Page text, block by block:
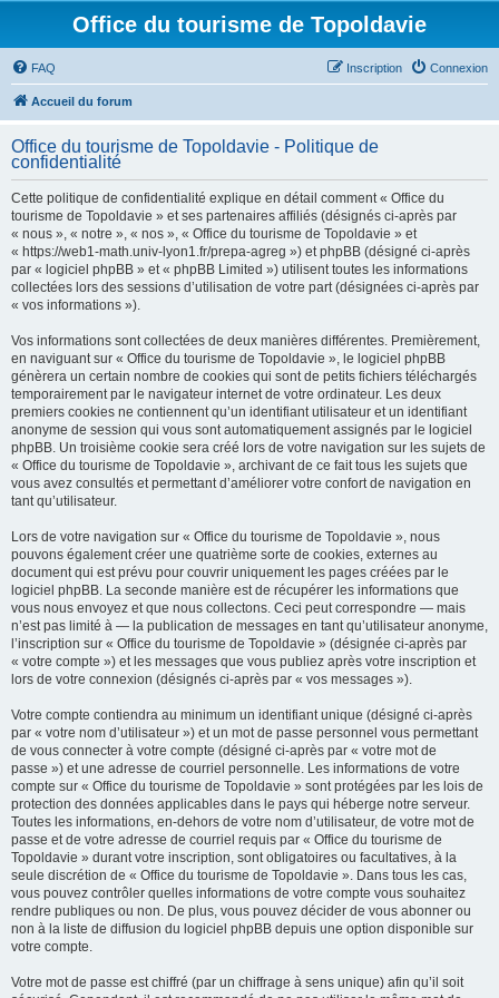
Office du tourisme de Topoldavie
FAQ Connexion
Inscription
Accueil du forum
Office du tourisme de Topoldavie - Politique de
confidentialité
Cette politique de confidentialité explique en détail comment « Office du
tourisme de Topoldavie » et ses partenaires affiliés (désignés ci-après par
« nous », « notre », « nos », « Office du tourisme de Topoldavie » et
« https://web1-math.univ-lyon1.fr/prepa-agreg ») et phpBB (désigné ci-après
par « logiciel phpBB » et « phpBB Limited ») utilisent toutes les informations
collectées lors des sessions d’utilisation de votre part (désignées ci-après par
« vos informations »).
Vos informations sont collectées de deux manières différentes. Premièrement,
en naviguant sur « Office du tourisme de Topoldavie », le logiciel phpBB
génèrera un certain nombre de cookies qui sont de petits fichiers téléchargés
temporairement par le navigateur internet de votre ordinateur. Les deux
premiers cookies ne contiennent qu’un identifiant utilisateur et un identifiant
anonyme de session qui vous sont automatiquement assignés par le logiciel
phpBB. Un troisième cookie sera créé lors de votre navigation sur les sujets de
« Office du tourisme de Topoldavie », archivant de ce fait tous les sujets que
vous avez consultés et permettant d’améliorer votre confort de navigation en
tant qu’utilisateur.
Lors de votre navigation sur « Office du tourisme de Topoldavie », nous
pouvons également créer une quatrième sorte de cookies, externes au
document qui est prévu pour couvrir uniquement les pages créées par le
logiciel phpBB. La seconde manière est de récupérer les informations que
vous nous envoyez et que nous collectons. Ceci peut correspondre — mais
n’est pas limité à — la publication de messages en tant qu’utilisateur anonyme,
l’inscription sur « Office du tourisme de Topoldavie » (désignée ci-après par
« votre compte ») et les messages que vous publiez après votre inscription et
lors de votre connexion (désignés ci-après par « vos messages »).
Votre compte contiendra au minimum un identifiant unique (désigné ci-après
par « votre nom d’utilisateur ») et un mot de passe personnel vous permettant
de vous connecter à votre compte (désigné ci-après par « votre mot de
passe ») et une adresse de courriel personnelle. Les informations de votre
compte sur « Office du tourisme de Topoldavie » sont protégées par les lois de
protection des données applicables dans le pays qui héberge notre serveur.
Toutes les informations, en-dehors de votre nom d’utilisateur, de votre mot de
passe et de votre adresse de courriel requis par « Office du tourisme de
Topoldavie » durant votre inscription, sont obligatoires ou facultatives, à la
seule discrétion de « Office du tourisme de Topoldavie ». Dans tous les cas,
vous pouvez contrôler quelles informations de votre compte vous souhaitez
rendre publiques ou non. De plus, vous pouvez décider de vous abonner ou
non à la liste de diffusion du logiciel phpBB depuis une option disponible sur
votre compte.
Votre mot de passe est chiffré (par un chiffrage à sens unique) afin qu’il soit